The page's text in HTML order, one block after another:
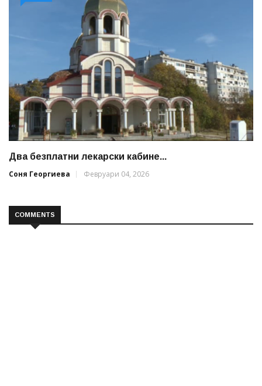
Два безплатни лекарски кабине...
Соня Георгиева
Февруари 04, 2026
COMMENTS